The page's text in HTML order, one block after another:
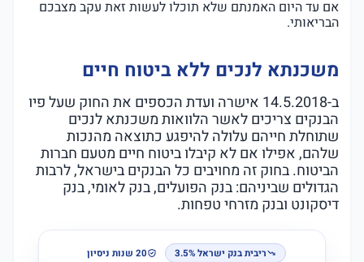
אם עד היום האמנתם שלא תוכלו לעשות זאת עקב מצבכם
הבריאותי.
משכנתא לנכים ללא ביטוח חיים
ב-14.5.2018 אישרה ועדת הכספים את החוק שעל פיו
הבנקים צריכים לאשר הלוואות משכנתא לנכים
שתוחלת חייהם עלולה להיפגע כתוצאה מהנכות
שלהם, אפילו אם לא קיבלו ביטוח חיים מטעם חברות
הביטוח. בחוק זה מחויבים כל הבנקים בישראל, לרבות
הגדולים שביניהם: בנק הפועלים, בנק לאומי, בנק
דיסקונט ובנק מזרחי טפחות.
ריבית בנק ישראל 3.5%
20 שנות ניסיון